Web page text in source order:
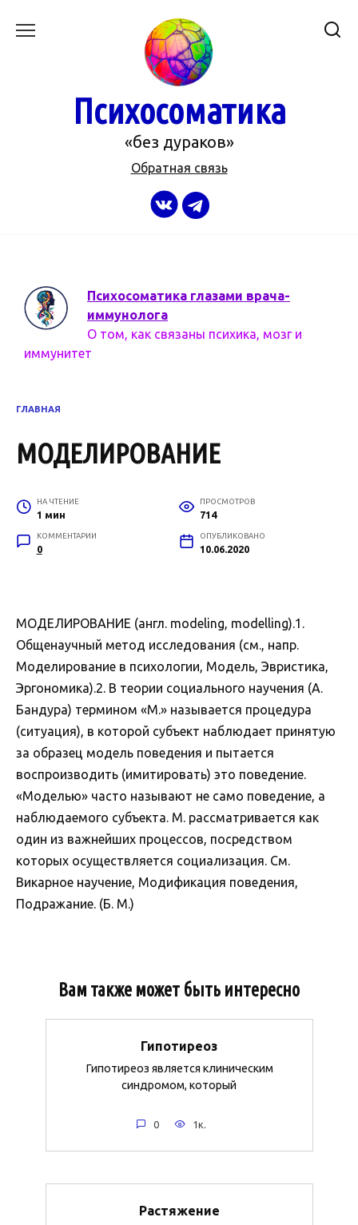
Психосоматика
«без дураков»
Обратная связь
Психосоматика глазами врача-
иммунолога
О том, как связаны психика, мозг и
иммунитет
ГЛАВНАЯ
МОДЕЛИРОВАНИЕ
НА ЧТЕНИЕ
1 мин
ПРОСМОТРОВ
714
КОММЕНТАРИИ
0
ОПУБЛИКОВАНО
10.06.2020
МОДЕЛИРОВАНИЕ (англ. modeling, modelling).1.
Общенаучный метод исследования (см., напр.
Моделирование в психологии, Модель, Эвристика,
Эргономика).2. В теории социального научения (А.
Бандура) термином «М.» называется процедура
(ситуация), в которой субъект наблюдает принятую
за образец модель поведения и пытается
воспроизводить (имитировать) это поведение.
«Моделью» часто называют не само поведение, а
наблюдаемого субъекта. М. рассматривается как
один из важнейших процессов, посредством
которых осуществляется социализация. См.
Викарное научение, Модификация поведения,
Подражание. (Б. М.)
Вам также может быть интересно
Гипотиреоз
Гипотиреоз является клиническим
синдромом, который
0 1к.
Растяжение